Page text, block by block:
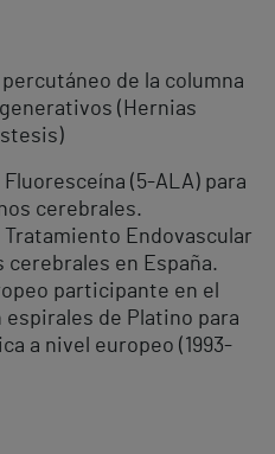
de la columna
(Hernias
(5-ALA) para
cerebrales.
Tratamiento Endovascular
cerebrales en España.
participante en el
de Platino para
a nivel europeo (1993-